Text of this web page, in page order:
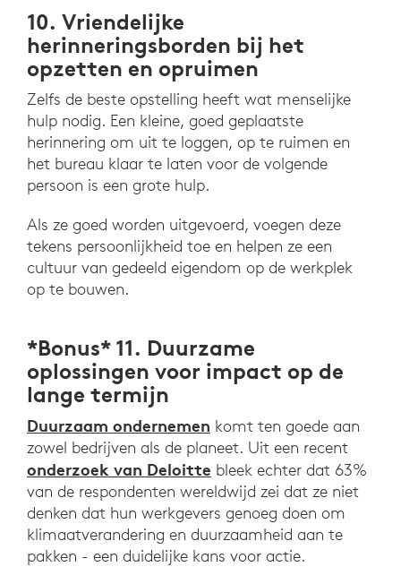
10. Vriendelijke
herinneringsborden bij het
opzetten en opruimen
Zelfs de beste opstelling heeft wat menselijke
hulp nodig. Een kleine, goed geplaatste
herinnering om uit te loggen, op te ruimen en
het bureau klaar te laten voor de volgende
persoon is een grote hulp.
Als ze goed worden uitgevoerd, voegen deze
tekens persoonlijkheid toe en helpen ze een
cultuur van gedeeld eigendom op de werkplek
op te bouwen.
*Bonus* 11. Duurzame
oplossingen voor impact op de
lange termijn
Duurzaam ondernemen komt ten goede aan
zowel bedrijven als de planeet. Uit een recent
onderzoek van Deloitte bleek echter dat 63%
van de respondenten wereldwijd zei dat ze niet
denken dat hun werkgevers genoeg doen om
klimaatverandering en duurzaamheid aan te
pakken - een duidelijke kans voor actie.